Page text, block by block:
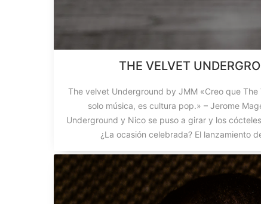
THE VELVET
The velvet Underground by JMM «Creo que
solo música, es cultura pop.» – Jerome
Underground y Nico se puso a girar y los
¿La ocasión celebrada? El lanzamiento